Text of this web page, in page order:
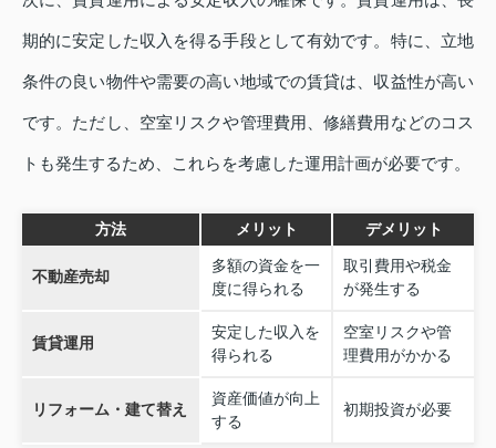
期的に安定した収入を得る手段として有効です。特に、立地
条件の良い物件や需要の高い地域での賃貸は、収益性が高い
です。ただし、空室リスクや管理費用、修繕費用などのコス
トも発生するため、これらを考慮した運用計画が必要です。
方法 メリット デメリット
不動産売却
多額の資金を一
度に得られる
取引費用や税金
が発生する
賃貸運用
安定した収入を
得られる
空室リスクや管
理費用がかかる
リフォーム・建て替え
資産価値が向上
する
初期投資が必要